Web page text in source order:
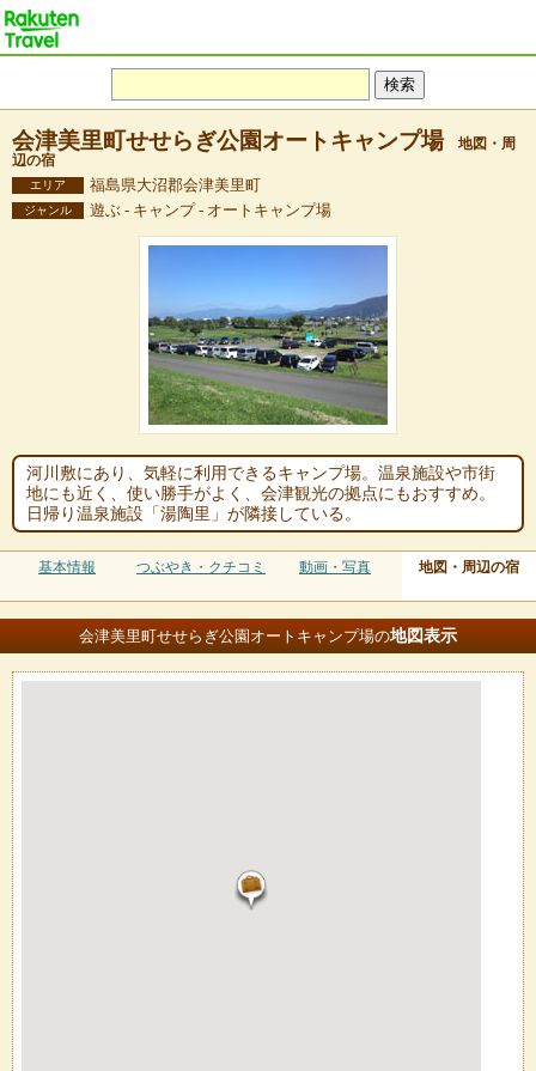
会津美里町せせらぎ公園オートキャンプ場
地図・周
辺の宿
エリア 福島県大沼郡会津美里町
ジャンル 遊ぶ - キャンプ - オートキャンプ場
河川敷にあり、気軽に利用できるキャンプ場。温泉施設や市街
地にも近く、使い勝手がよく、会津観光の拠点にもおすすめ。
日帰り温泉施設「湯陶里」が隣接している。
基本情報 つぶやき・クチコミ 動画・写真 地図・周辺の宿
会津美里町せせらぎ公園オートキャンプ場の地図表示